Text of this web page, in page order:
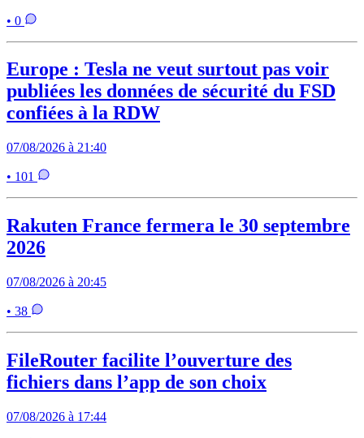
• 0
Europe : Tesla ne veut surtout pas voir
publiées les données de sécurité du FSD
confiées à la RDW
07/08/2026 à 21:40
• 101
Rakuten France fermera le 30 septembre
2026
07/08/2026 à 20:45
• 38
FileRouter facilite l’ouverture des
fichiers dans l’app de son choix
07/08/2026 à 17:44